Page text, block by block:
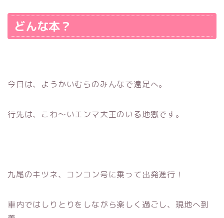
どんな本？
今日は、ようかいむらのみんなで遠足へ。
行先は、こわ～いエンマ大王のいる地獄です。
九尾のキツネ、コンコン号に乗って出発進行！
車内ではしりとりをしながら楽しく過ごし、現地へ到